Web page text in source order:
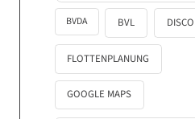
BVDA BVL
FLOTTENPLANUNG
GOOGLE MAPS